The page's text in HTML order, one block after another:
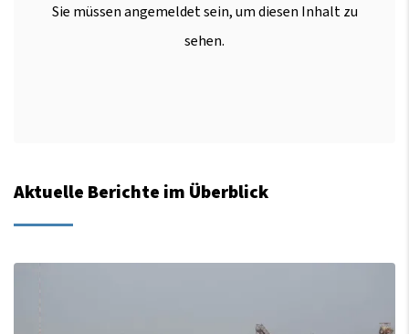
Sie müssen angemeldet sein, um diesen Inhalt zu
sehen.
Aktuelle Berichte im Überblick